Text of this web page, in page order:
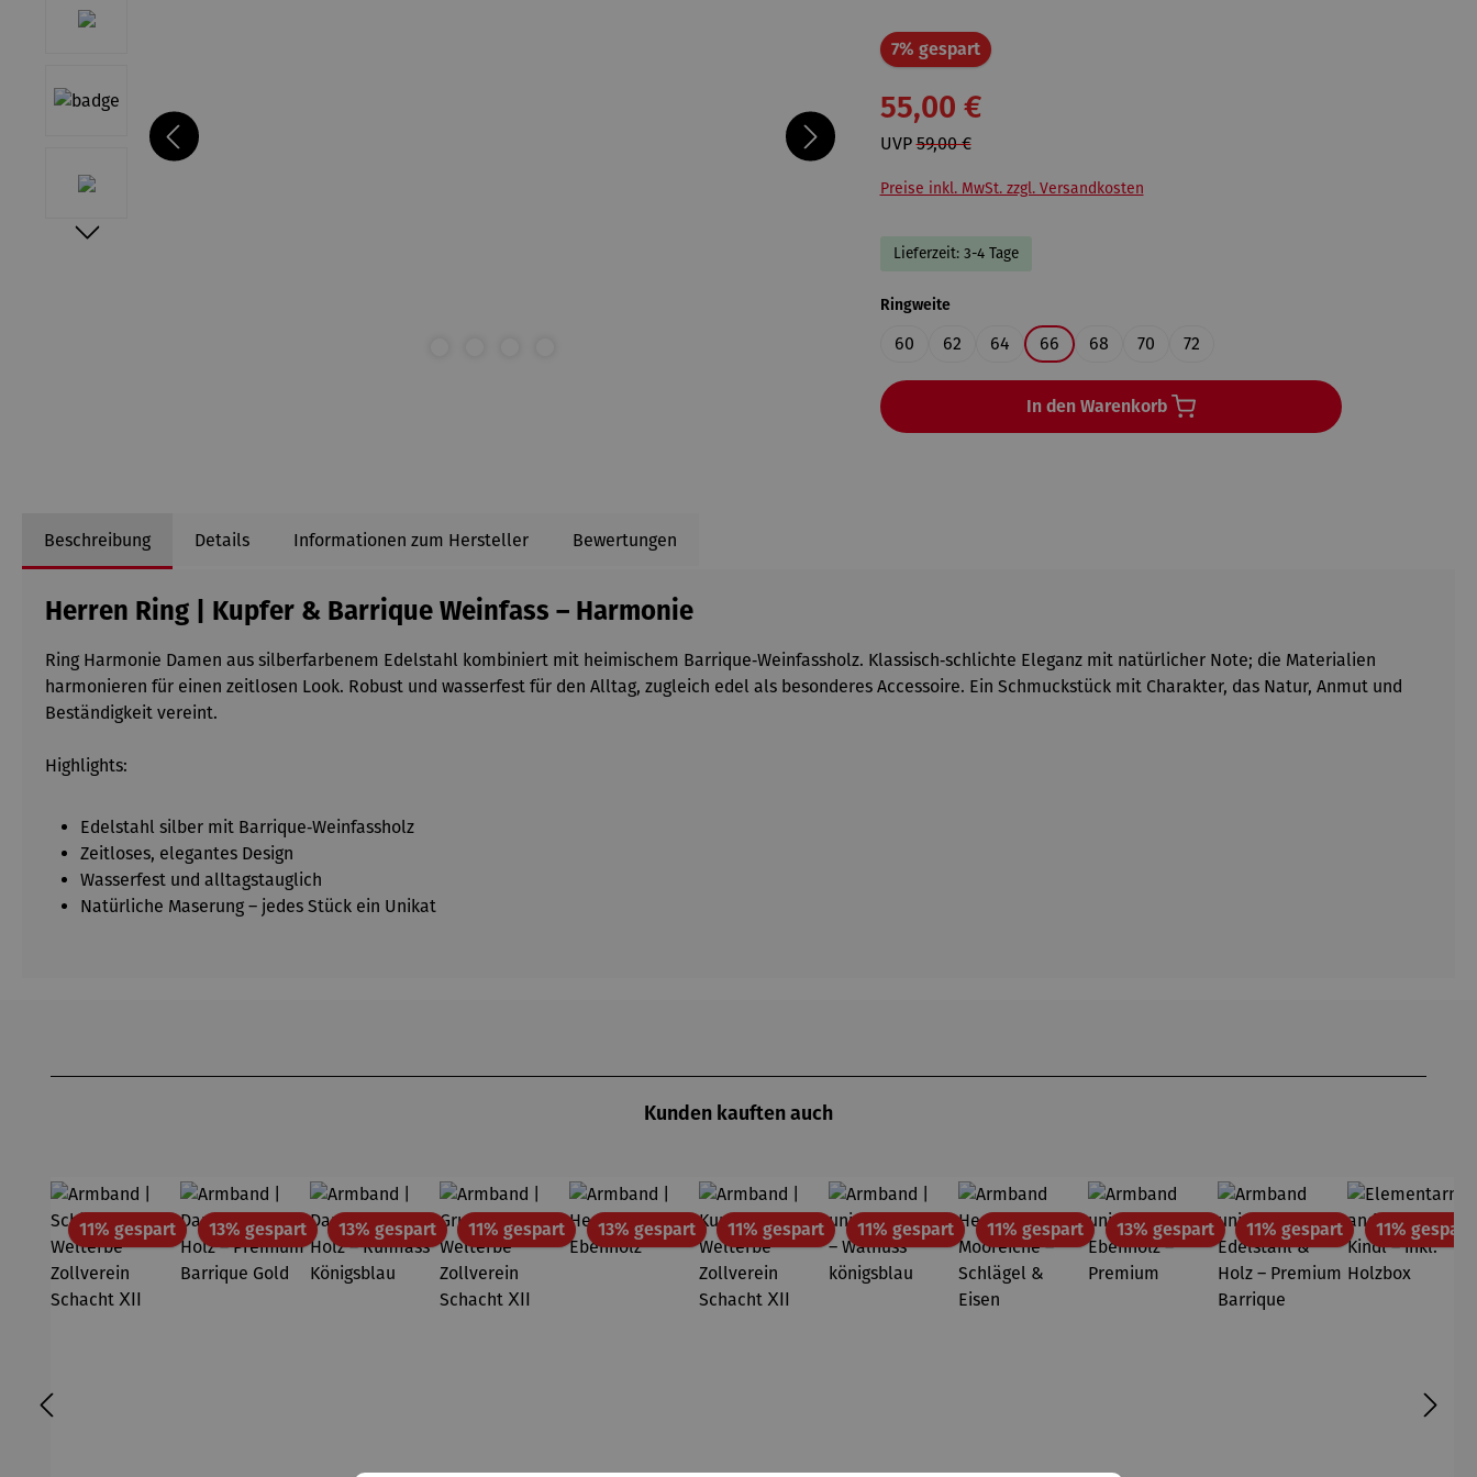
7% gespartRabatt
55,00 €
UVP59,00 €
Preise inkl. MwSt. zzgl. Versandkosten
Lieferzeit: 3-4 Tage
Ringweiteauswählen
60 62 64 66 68 70 72
In den Warenkorb
Beschreibung Details Informationen zum Hersteller Bewertungen
Herren Ring | Kupfer & Barrique Weinfass – Harmonie
Ring Harmonie Damen aus silberfarbenem Edelstahl kombiniert mit heimischem Barrique‑Weinfassholz. Klassisch‑schlichte Eleganz mit natürlicher Note; die Materialien
harmonieren für einen zeitlosen Look. Robust und wasserfest für den Alltag, zugleich edel als besonderes Accessoire. Ein Schmuckstück mit Charakter, das Natur, Anmut und
Beständigkeit vereint.
Highlights:
Edelstahl silber mit Barrique‑Weinfassholz
Zeitloses, elegantes Design
Wasserfest und alltagstauglich
Natürliche Maserung – jedes Stück ein Unikat
Kunden kauften auch
11% gespartRabatt13% gespartRabatt13% gespartRabatt11% gespartRabatt13% gespartRabatt11% gespartRabatt11% gespartRabatt11% gespartRabatt13% gespartRabatt11% gespartRabatt11% gespart